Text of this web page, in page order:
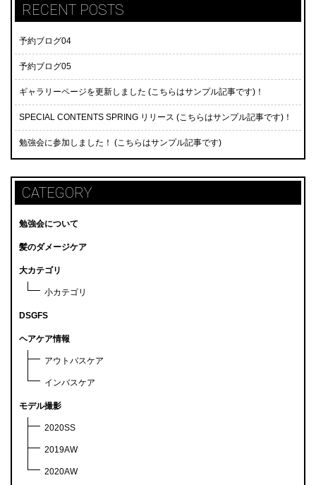
RECENT POSTS
予約ブログ04
予約ブログ05
ギャラリーページを更新しました (こちらはサンプル記事です)！
SPECIAL CONTENTS SPRING リリース (こちらはサンプル記事です)！
勉強会に参加しました！ (こちらはサンプル記事です)
CATEGORY
勉強会について
髪のダメージケア
大カテゴリ
小カテゴリ
DSGFS
ヘアケア情報
アウトバスケア
インバスケア
モデル撮影
2020SS
2019AW
2020AW